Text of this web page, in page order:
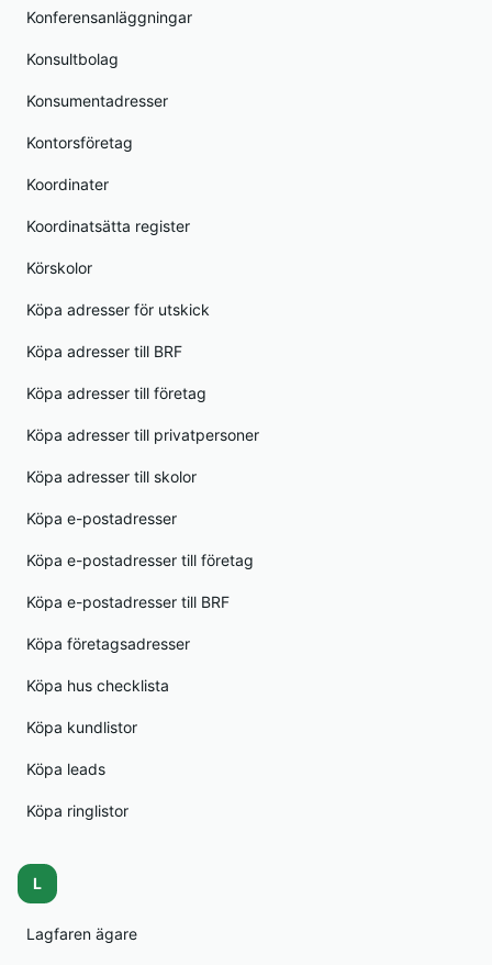
Konferensanläggningar
Konsultbolag
Konsumentadresser
Kontorsföretag
Koordinater
Koordinatsätta register
Körskolor
Köpa adresser för utskick
Köpa adresser till BRF
Köpa adresser till företag
Köpa adresser till privatpersoner
Köpa adresser till skolor
Köpa e-postadresser
Köpa e-postadresser till företag
Köpa e-postadresser till BRF
Köpa företagsadresser
Köpa hus checklista
Köpa kundlistor
Köpa leads
Köpa ringlistor
L
Lagfaren ägare